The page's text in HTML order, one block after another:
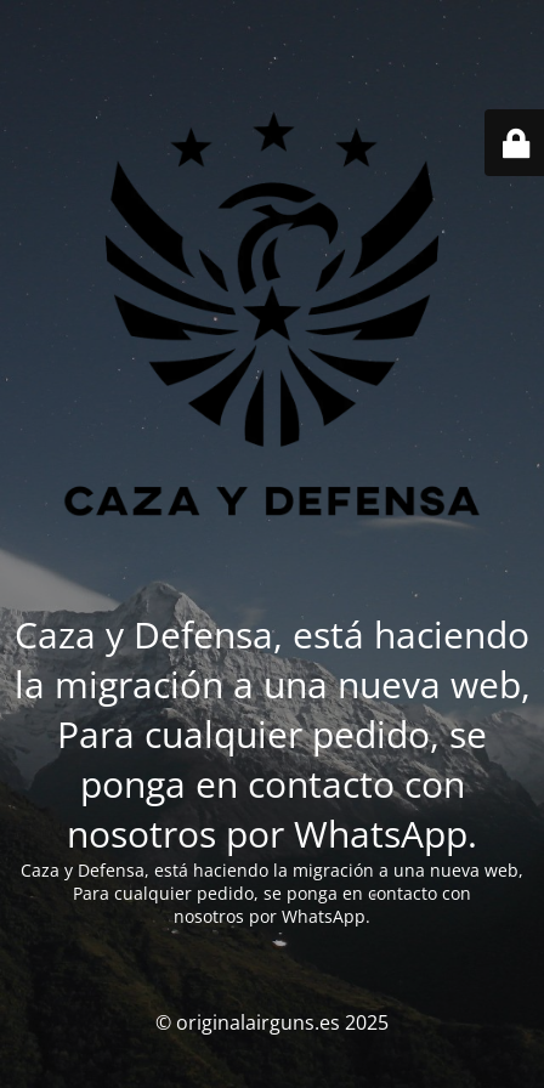
Caza y Defensa, está haciendo
la migración a una nueva web,
Para cualquier pedido, se
ponga en contacto con
nosotros por WhatsApp.
Caza y Defensa, está haciendo la migración a una nueva web,
Para cualquier pedido, se ponga en contacto con
nosotros por WhatsApp.
© originalairguns.es 2025